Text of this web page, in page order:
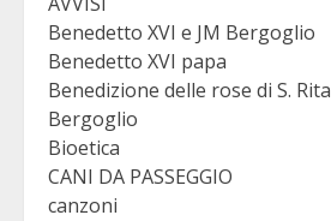
Benedetto XVI e JM Bergoglio
Benedetto XVI papa
Benedizione delle rose di S. Rita
Bergoglio
Bioetica
CANI DA PASSEGGIO
canzoni